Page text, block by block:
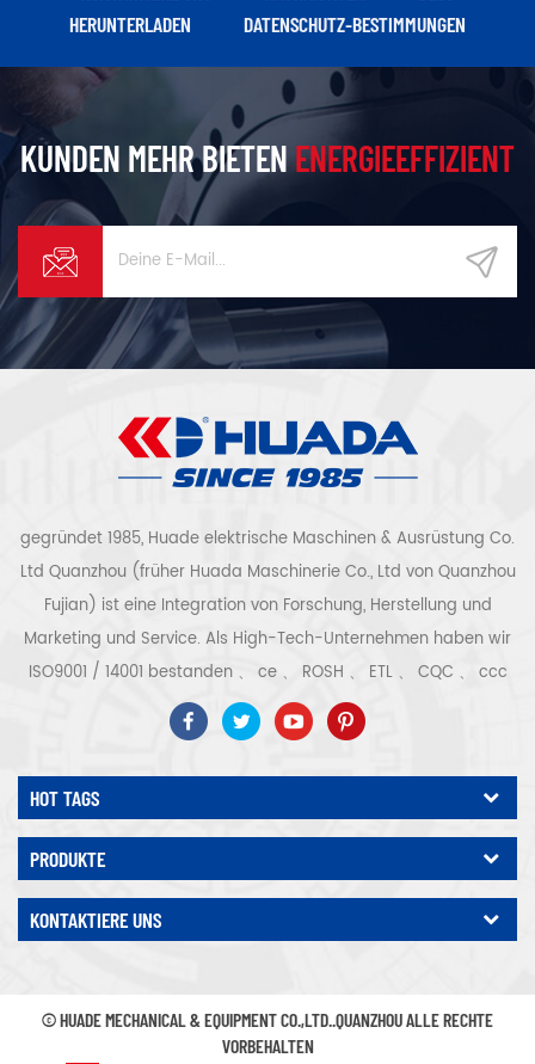
HERUNTERLADEN
DATENSCHUTZ-BESTIMMUNGEN
KUNDEN MEHR BIETENENERGIEEFFIZIENT
gegründet 1985, Huade elektrische Maschinen & Ausrüstung Co.
Ltd Quanzhou (früher Huada Maschinerie Co., Ltd von Quanzhou
Fujian) ist eine Integration von Forschung, Herstellung und
Marketing und Service. Als High-Tech-Unternehmen haben wir
ISO9001 / 14001 bestanden 、 ce 、 ROSH 、 ETL 、 CQC 、 ccc
Qualitäts- und Sicherheitszertifizierung, High-Tech-
Unternehmenszertifizierung usw. Luftkompressorsystem und -
ausrüstung umfassen Schraubentyp, Zentrifugaltyp, ölfrei,
Spiraltyp, Kolbentyp, Trockner, Filter, Abtropffläche, mit
vollständiger Luftkompressorproduktionslinie, mehr als 300
Arten von Luftkompressoren als Industrieexperte Unsere
von das wichtigste Gussteil für Druckbehälter, Elektromotoren,
Unternehmen ein eigenes Kernverfahren für Permanentmagnet-
Servomotoren entwickelt und relevante technische Patente
HOT TAGS
PRODUKTE
KONTAKTIERE UNS
© HUADE MECHANICAL & EQUIPMENT CO.,LTD..QUANZHOU ALLE RECHTE
VORBEHALTEN